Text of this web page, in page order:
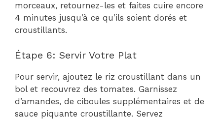
morceaux, retournez-les et faites cuire encore
4 minutes jusqu’à ce qu’ils soient dorés et
croustillants.
Étape 6: Servir Votre Plat
Pour servir, ajoutez le riz croustillant dans un
bol et recouvrez des tomates. Garnissez
d’amandes, de ciboules supplémentaires et de
sauce piquante croustillante. Servez